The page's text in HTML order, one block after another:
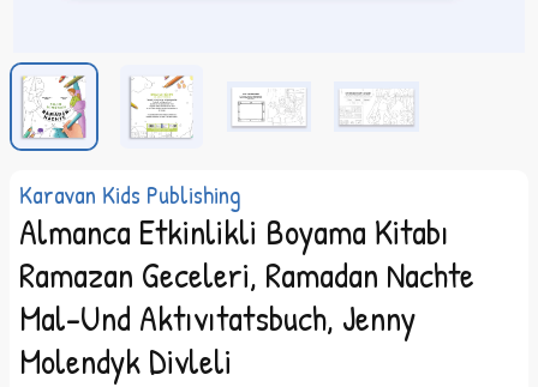
Karavan Kids Publishing
Almanca Etkinlikli Boyama Kitabı
Ramazan Geceleri, Ramadan Nachte
Mal-Und Aktıvıtatsbuch, Jenny
Molendyk Divleli